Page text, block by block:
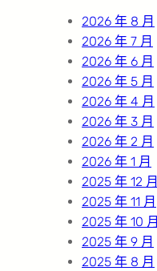
2026 年 8 月
2026 年 7 月
2026 年 6 月
2026 年 5 月
2026 年 4 月
2026 年 3 月
2026 年 2 月
2026 年 1 月
2025 年 12 月
2025 年 11 月
2025 年 10 月
2025 年 9 月
2025 年 8 月